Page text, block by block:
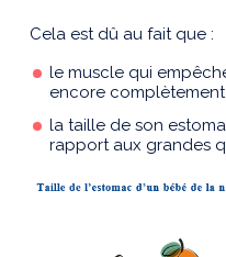
Cela est dû au fait que :
le muscle qui
encore
la taille de son
rapport aux grandes